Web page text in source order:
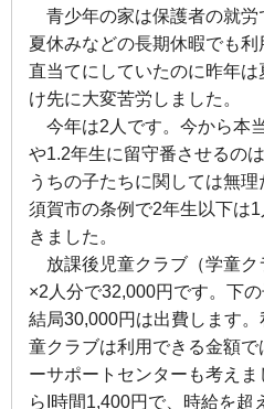
青少年の家は保護者の就労
夏休みなどの長期休暇でも
直当てにしていたのに昨年
け先に大変苦労しました。
今年は2人です。今から本
や1.2年生に留守番させるの
うちの子たちに関しては無
須賀市の条例で2年生以下は
きました。
放課後児童クラブ（学童ク
×2人分で32,000円です。下
結局30,000円は出費します
童クラブは利用できる金額で
ーサポートセンターも考え
らI時間1,400円で、時給を超